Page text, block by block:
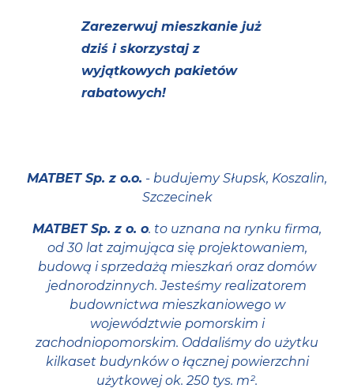
Zarezerwuj mieszkanie już
dziś i skorzystaj z
wyjątkowych pakietów
rabatowych!
MATBET Sp. z o.o. - budujemy Słupsk, Koszalin,
Szczecinek
MATBET Sp. z o. o. to uznana na rynku firma,
od 30 lat zajmująca się projektowaniem,
budową i sprzedażą mieszkań oraz domów
jednorodzinnych. Jesteśmy realizatorem
budownictwa mieszkaniowego w
województwie pomorskim i
zachodniopomorskim. Oddaliśmy do użytku
kilkaset budynków o łącznej powierzchni
użytkowej ok. 250 tys. m².